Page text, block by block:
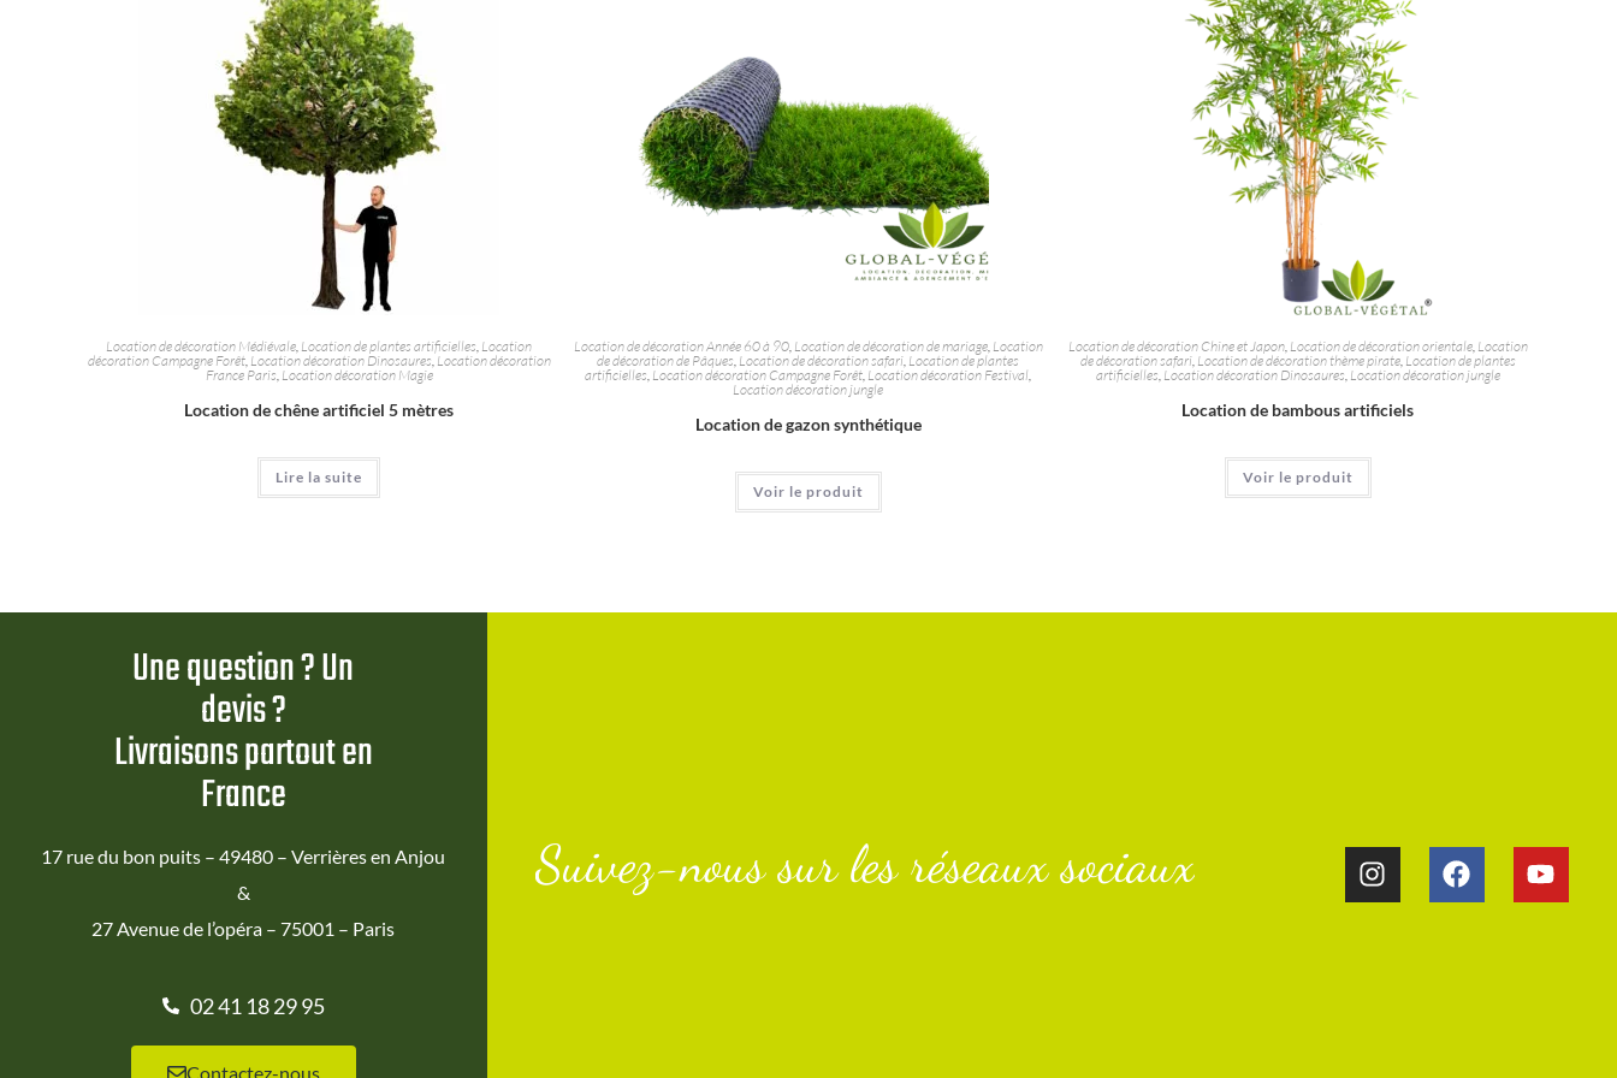
Location de décoration Médiévale, Location de plantes artificielles, Location
décoration Campagne Forêt, Location décoration Dinosaures, Location décoration
France Paris, Location décoration Magie
Location de chêne artificiel 5 mètres
Lire la suite
Location de décoration Année 60 à 90, Location de décoration de mariage, Location
de décoration de Pâques, Location de décoration safari, Location de plantes
artificielles, Location décoration Campagne Forêt, Location décoration Festival,
Location décoration jungle
Location de gazon synthétique
Voir le produit
Location de décoration Chine et Japon, Location de décoration orientale, Location
de décoration safari, Location de décoration thème pirate, Location de plantes
artificielles, Location décoration Dinosaures, Location décoration jungle
Location de bambous artificiels
Voir le produit
Une question ? Un
devis ?
Livraisons partout en
France
17 rue du bon puits – 49480 – Verrières en Anjou
&
27 Avenue de l’opéra – 75001 – Paris
02 41 18 29 95
Contactez-nous
Suivez-nous sur les réseaux sociaux​